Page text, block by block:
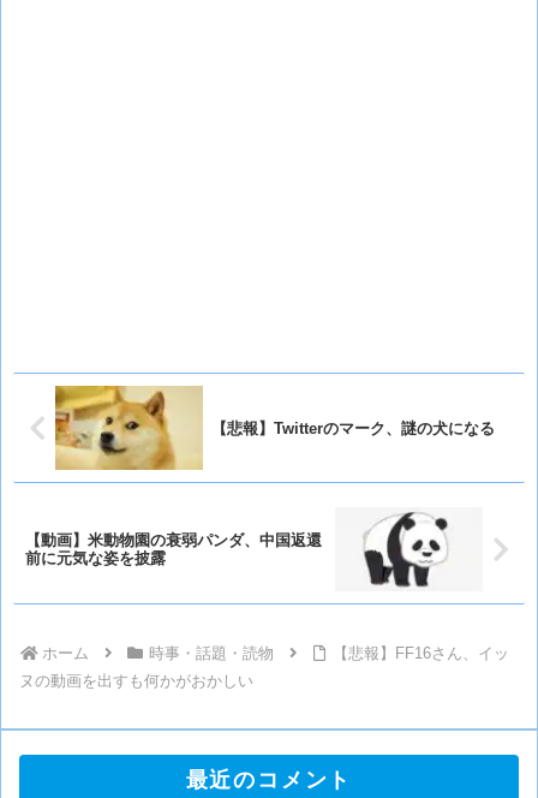
【悲報】Twitterのマーク、謎の犬になる
【動画】米動物園の衰弱パンダ、中国返還
前に元気な姿を披露
ホーム 時事・話題・読物
【悲報】FF16さん、イッ
ヌの動画を出すも何かがおかしい
最近のコメント